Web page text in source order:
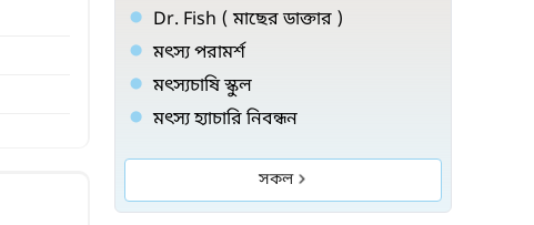
Dr. Fish ( মাছের ডাক্তার )
মৎস্য পরামর্শ
মৎস্যচাষি স্কুল
মৎস্য হ্যাচারি নিবন্ধন
সকল